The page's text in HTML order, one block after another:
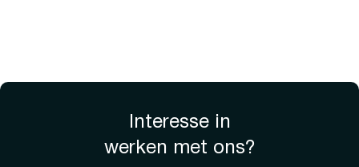
Interesse in
werken met ons?